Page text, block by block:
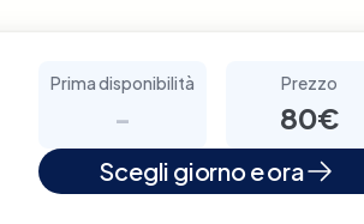
Prima disponibilità
-
Prezzo
80€
Scegli giorno e ora